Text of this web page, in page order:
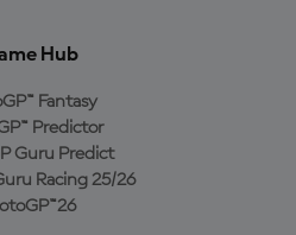
Hub
Fantasy
Predictor
Guru Predict
Racing 25/26